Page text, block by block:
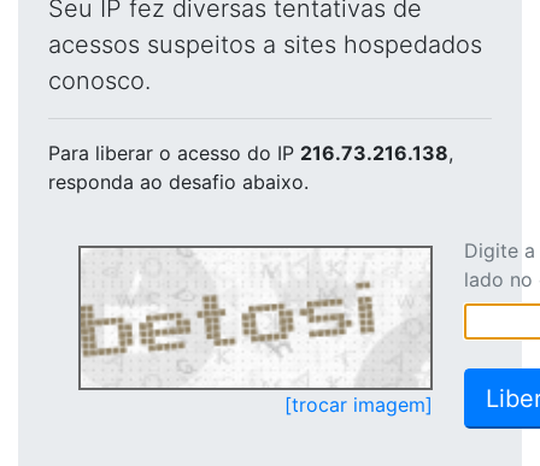
Seu IP fez diversas tentativas de
acessos suspeitos a sites hospedados
conosco.
Para liberar o acesso do IP 216.73.216.138,
responda ao desafio abaixo.
[trocar imagem]
Digite
lado no